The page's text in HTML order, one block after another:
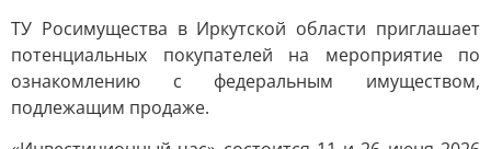
ТУ Росимущества в Иркутской области приглашает
потенциальных покупателей на мероприятие по
ознакомлению с федеральным имуществом,
подлежащим продаже.